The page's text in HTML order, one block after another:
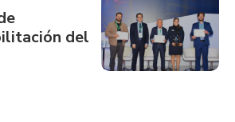
del